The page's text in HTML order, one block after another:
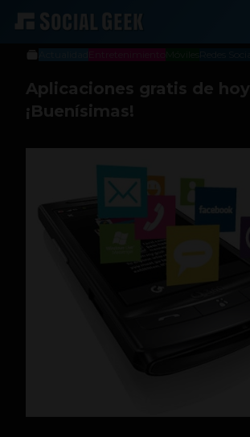
Alejo Escobar Camacho
Aplicaciones gratis de hoy
¡Buenísimas!